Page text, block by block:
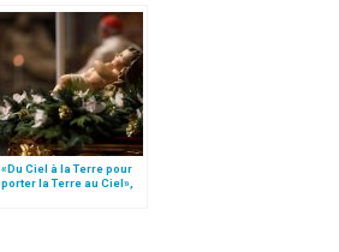
«Du Ciel à la Terre pour
porter la Terre au Ciel»,